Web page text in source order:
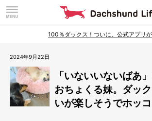
100％ダックス！ついに、公式アプリが
2024年9月22日
「いないいないばあ
おちょくる妹。ダッ
いが楽しそうでホッコ